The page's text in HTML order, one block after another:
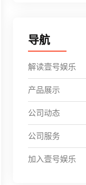
导航
解读壹号娱乐
产品展示
公司动态
公司服务
加入壹号娱乐